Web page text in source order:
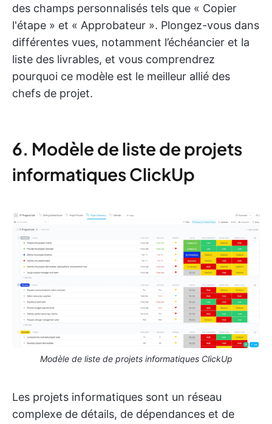
des champs personnalisés tels que « Copier
l'étape » et « Approbateur ». Plongez-vous dans
différentes vues, notamment l’échéancier et la
liste des livrables, et vous comprendrez
pourquoi ce modèle est le meilleur allié des
chefs de projet.
6. Modèle de liste de projets
informatiques ClickUp
Modèle de liste de projets informatiques ClickUp
Les projets informatiques sont un réseau
complexe de détails, de dépendances et de